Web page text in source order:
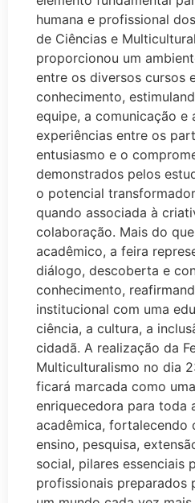
humana e profissional
de Ciências e
proporcionou um
entre os diversos cursos
conhecimento,
equipe, a comunicação e
experiências entre os
entusiasmo e o
demonstrados pelos
o potencial
quando associada à
colaboração. Mais do
acadêmico, a feira
diálogo, descoberta e
conhecimento,
institucional com uma
ciência, a cultura, a
cidadã. A realização da
Multiculturalismo no dia
ficará marcada como
enriquecedora para toda
acadêmica, fortalecendo
ensino, pesquisa,
social, pilares essenciais
profissionais preparados